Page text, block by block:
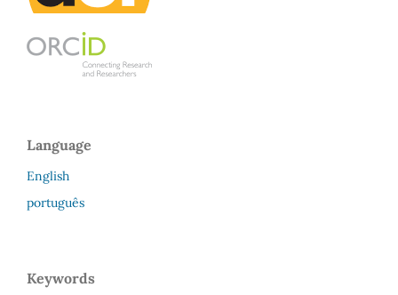
Language
English
português
Keywords